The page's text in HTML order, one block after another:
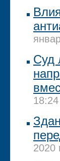
Суд
18:24
2020